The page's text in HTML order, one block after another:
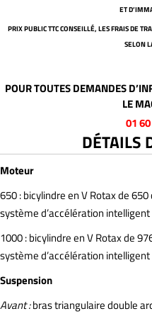
ET
PRIX PUBLIC TTC CONSEILLÉ, LES FRAIS DE
SELON
POUR TOUTES DEMANDES
LE
01
DÉTAILS
Moteur
650 : bicylindre en V Rotax de
système d’accélération
1000 : bicylindre en V Rotax de
système d’accélération
Suspension
Avant :bras triangulaire double